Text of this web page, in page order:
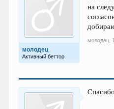
молодец
Активный беттор
на
молодец